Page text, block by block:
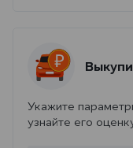
Укажите
узнайте его